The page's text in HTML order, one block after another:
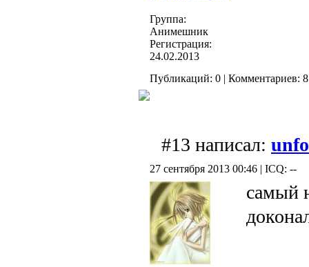
Группа:
Анимешник
Регистрация:
24.02.2013
Публикаций: 0 | Комментариев:
#13 написал:
27 сентября 2013 00:46 | ICQ: --
самый